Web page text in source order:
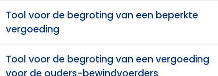
Tool voor de begroting van een beperkte
vergoeding
Tool voor de begroting van een vergoeding
voor de ouders-bewindvoerders